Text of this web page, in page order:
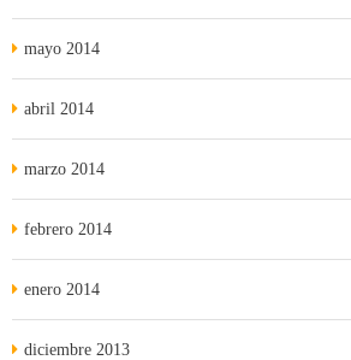
mayo 2014
abril 2014
marzo 2014
febrero 2014
enero 2014
diciembre 2013